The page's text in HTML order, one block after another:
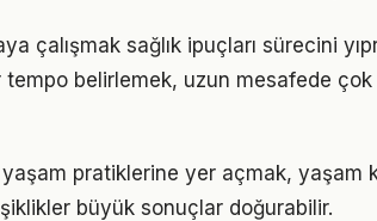
çalışmak sağlık ipuçları sürecini
belirlemek, uzun mesafede
yaşam pratiklerine yer açmak, yaşam
büyük sonuçlar doğurabilir.